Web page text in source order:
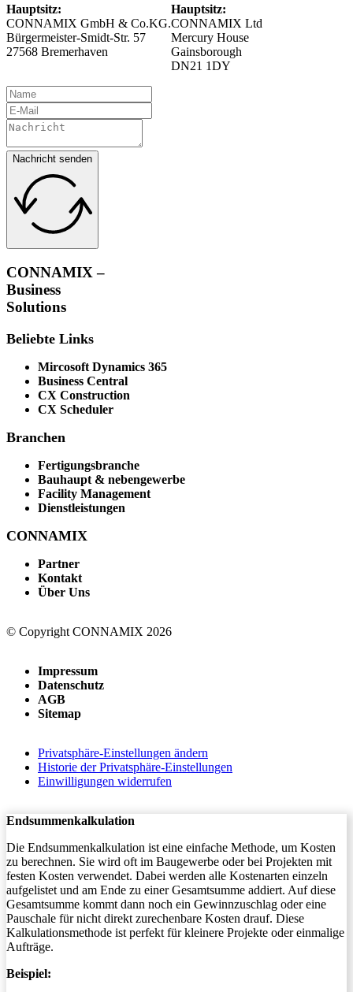
Hauptsitz:
CONNAMIX GmbH & Co.KG.
Bürgermeister-Smidt-Str. 57
27568 Bremerhaven
Hauptsitz:
CONNAMIX Ltd
Mercury House
Gainsborough
DN21 1DY
Nachricht senden
CONNAMIX –
Business
Solutions
Beliebte Links
Mircosoft Dynamics 365
Business Central
CX Construction
CX Scheduler
Branchen
Fertigungsbranche
Bauhaupt & nebengewerbe
Facility Management
Dienstleistungen
CONNAMIX
Partner
Kontakt
Über Uns
© Copyright CONNAMIX 2026
Impressum
Datenschutz
AGB
Sitemap
Privatsphäre-Einstellungen ändern
Historie der Privatsphäre-Einstellungen
Einwilligungen widerrufen
Endsummenkalkulation
Die Endsummenkalkulation ist eine einfache Methode, um Kosten
zu berechnen. Sie wird oft im Baugewerbe oder bei Projekten mit
festen Kosten verwendet. Dabei werden alle Kostenarten einzeln
aufgelistet und am Ende zu einer Gesamtsumme addiert. Auf diese
Gesamtsumme kommt dann noch ein Gewinnzuschlag oder eine
Pauschale für nicht direkt zurechenbare Kosten drauf. Diese
Kalkulationsmethode ist perfekt für kleinere Projekte oder einmalige
Aufträge.
Beispiel: